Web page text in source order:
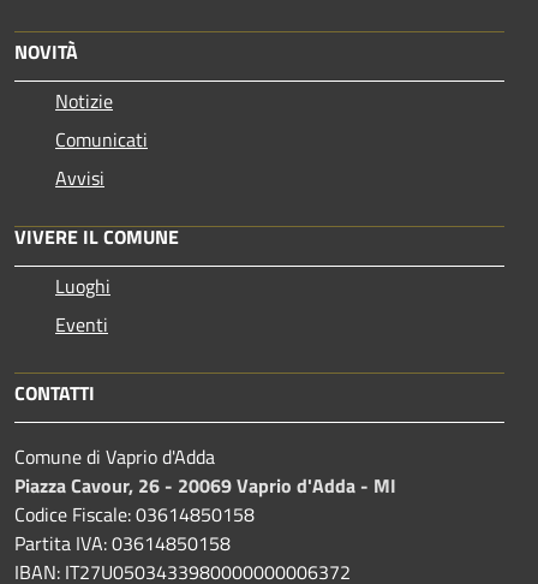
NOVITÀ
Notizie
Comunicati
Avvisi
VIVERE IL COMUNE
Luoghi
Eventi
CONTATTI
Comune di Vaprio d'Adda
Piazza Cavour, 26 - 20069 Vaprio d'Adda - MI
Codice Fiscale: 03614850158
Partita IVA: 03614850158
IBAN: IT27U0503433980000000006372